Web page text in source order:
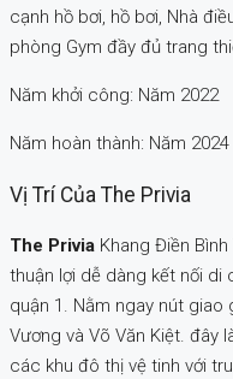
cạnh hồ bơi, hồ bơi, Nhà
phòng Gym đầy đủ trang
Năm khởi công: Năm 2022
Năm hoàn thành: Năm 2024
Vị Trí Của The Privia
The Privia Khang Điền
thuận lợi dễ dàng kết nối di
quận 1. Nằm ngay nút
Vương và Võ Văn Kiệt. đây
các khu đô thị vệ tinh với